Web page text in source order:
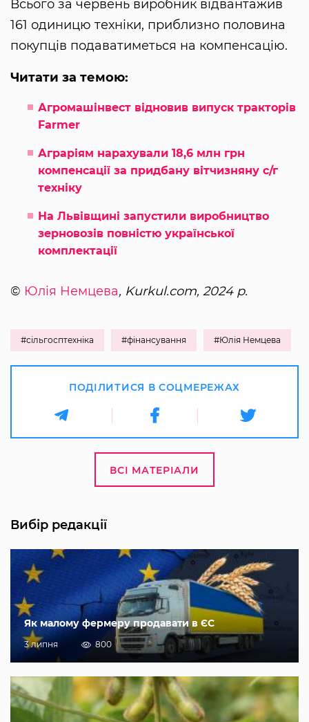
Всього за червень виробник відвантажив
161 одиницю техніки, приблизно половина
покупців подаватиметься на компенсацію.
Читати за темою:
Агромашінвест відновив випуск тракторів
Farmer
Аграріям нарахували 18,6 млн грн
компенсації за придбану вітчизняну с/г
техніку
На Львівщині запустили виробництво
зерновозів повністю української
комплектації
© Юлія Немцева, Kurkul.com, 2024 р.
#сільгосптехніка #фінансування #Юлія Немцева
ПОДІЛИТИСЯ В СОЦМЕРЕЖАХ
ВСІ МАТЕРІАЛИ
Вибір редакції
Як малому фермеру продавати в ЄС
3 липня 800